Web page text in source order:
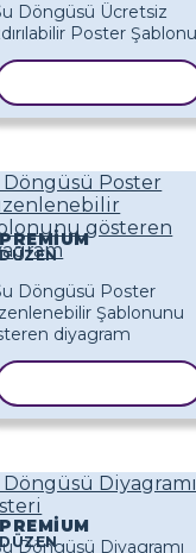
Döngüsü Poster
gösteren
PREMIUM
DÜZEN
Döngüsü Diyagramı
PREMIUM
DÜZEN